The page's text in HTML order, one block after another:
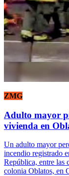
ZMG
Adulto mayor
vivienda en
Un adulto mayor
incendio registrado
República, entre las
colonia Oblatos, en